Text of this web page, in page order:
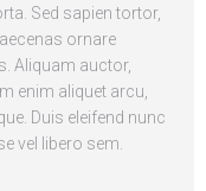
Sed sapien tortor,
ornare
Aliquam auctor,
enim aliquet arcu,
Duis eleifend nunc
vel libero sem.